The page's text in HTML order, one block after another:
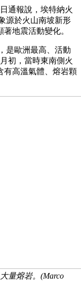
通報說，埃特納火
源於火山南坡新形
地震活動變化。
是歐洲最高、活動
初，當時東南側火
有高溫氣體、熔岩顆
量熔岩。(Marco